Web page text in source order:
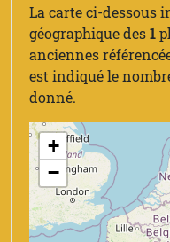
La carte ci-dessous
géographique des1
anciennes
est indiqué le
donné.
+
−